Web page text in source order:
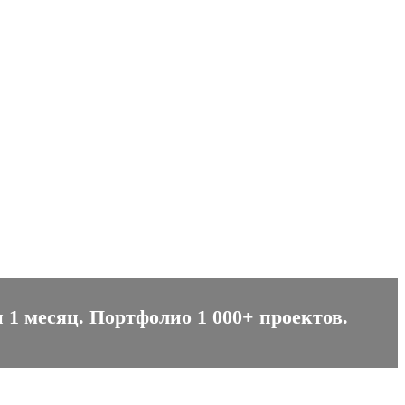
месяц. Портфолио 1 000+ проектов.